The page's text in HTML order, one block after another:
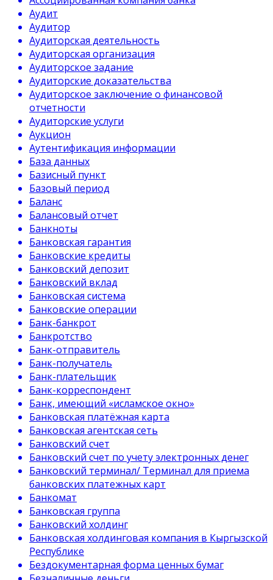
Аудит
Аудитор
Аудиторская деятельность
Аудиторская организация
Аудиторское задание
Аудиторские доказательства
Аудиторское заключение о финансовой
отчетности
Аудиторские услуги
Аукцион
Аутентификация информации
База данных
Базисный пункт
Базовый период
Баланс
Балансовый отчет
Банкноты
Банковская гарантия
Банковские кредиты
Банковский депозит
Банковский вклад
Банковская система
Банковские операции
Банк-банкрот
Банкротство
Банк-отправитель
Банк-получатель
Банк-плательщик
Банк-корреспондент
Банк, имеющий «исламское окно»
Банковская платёжная карта
Банковская агентская сеть
Банковский счет
Банковский счет по учету электронных денег
Банковский терминал/ Терминал для приема
банковских платежных карт
Банкомат
Банковская группа
Банковский холдинг
Банковская холдинговая компания в Кыргызской
Республике
Бездокументарная форма ценных бумаг